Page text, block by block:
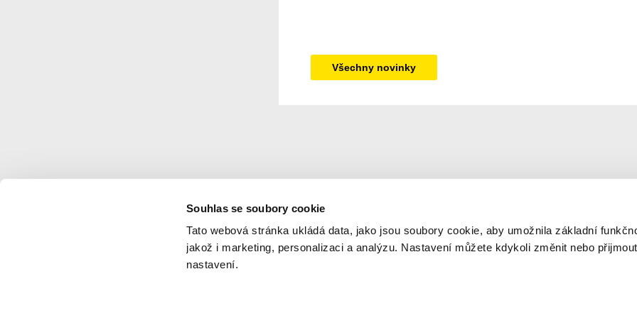
Souhlas se soubory cookie
Tato webová stránka ukládá data, jako jsou soubory cookie, aby umožnila základní
jakož i marketing, personalizaci a analýzu. Nastavení můžete kdykoli změnit nebo
nastavení.
Všechny novinky
Ke stažení
Napište nám
Newsletter
Aktuální informace na váš e-mail
©